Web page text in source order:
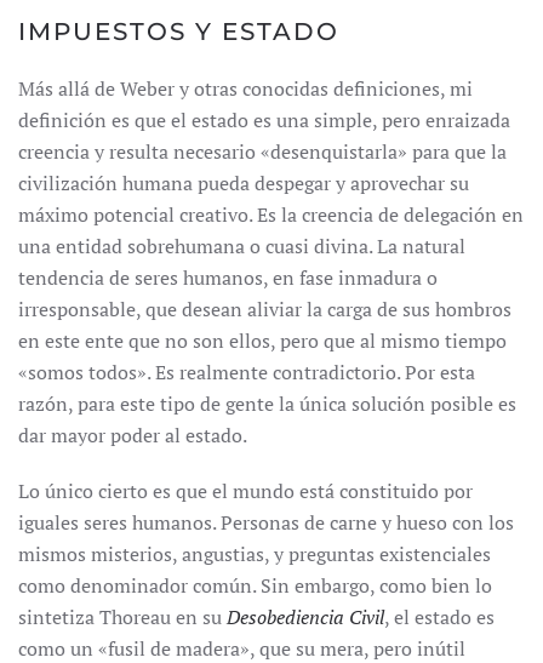
IMPUESTOS Y ESTADO
Más allá de Weber y otras conocidas definiciones, mi
definición es que el estado es una simple, pero enraizada
creencia y resulta necesario «desenquistarla» para que la
civilización humana pueda despegar y aprovechar su
máximo potencial creativo. Es la creencia de delegación en
una entidad sobrehumana o cuasi divina. La natural
tendencia de seres humanos, en fase inmadura o
irresponsable, que desean aliviar la carga de sus hombros
en este ente que no son ellos, pero que al mismo tiempo
«somos todos». Es realmente contradictorio. Por esta
razón, para este tipo de gente la única solución posible es
dar mayor poder al estado.
Lo único cierto es que el mundo está constituido por
iguales seres humanos. Personas de carne y hueso con los
mismos misterios, angustias, y preguntas existenciales
como denominador común. Sin embargo, como bien lo
sintetiza Thoreau en suDesobediencia Civil, el estado es
como un «fusil de madera», que su mera, pero inútil